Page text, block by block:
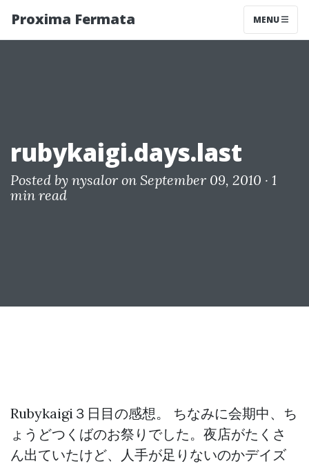
Proxima Fermata MENU
rubykaigi.days.last
Posted by nysalor on September 09, 2010 · 1
min read
Rubykaigi３日目の感想。 ちなみに会期中、ち
ょうどつくばのお祭りでした。夜店がたくさ
ん出ていたけど、人手が足りないのかデイズ